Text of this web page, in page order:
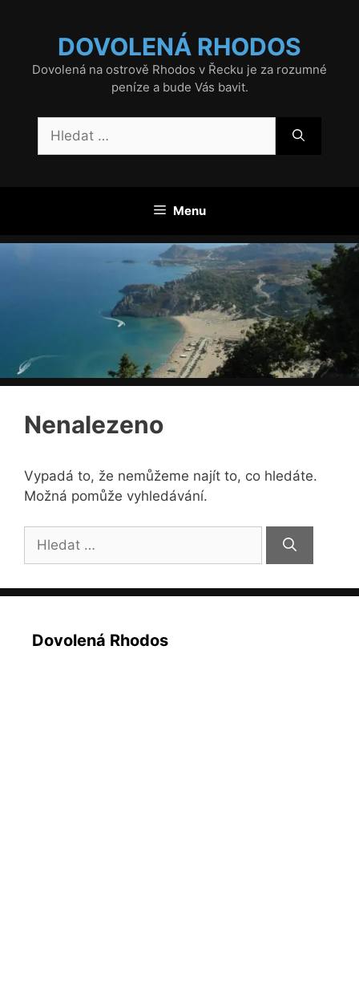
DOVOLENÁ RHODOS
Dovolená na ostrově Rhodos v Řecku je za rozumné
peníze a bude Vás bavit.
Menu
Nenalezeno
Vypadá to, že nemůžeme najít to, co hledáte.
Možná pomůže vyhledávání.
Hledat:
Dovolená Rhodos